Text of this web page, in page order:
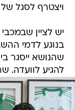
ויצטרף לסגל
יש לציין
בנוגע לדמי
שהנושא ייסגר
להגיע לוועדה.